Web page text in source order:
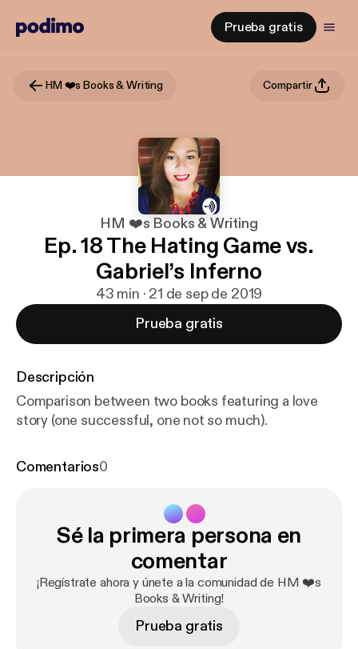
Prueba gratis
HM ❤️s Books & Writing Compartir
HM ❤️s Books & Writing
Ep. 18 The Hating Game vs.
Gabriel’s Inferno
43 min · 21 de sep de 2019
Prueba gratis
Descripción
Comparison between two books featuring a love
story (one successful, one not so much).
Comentarios0
Sé la primera persona en
comentar
¡Regístrate ahora y únete a la comunidad de HM ❤️s
Books & Writing!
Prueba gratis